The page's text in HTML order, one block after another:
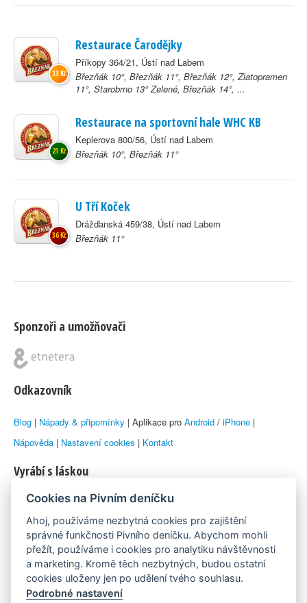
Restaurace Čarodějky
Příkopy 364/21, Ústí nad Labem
Březňák 10°, Březňák 11°, Březňák 12°, Zlatopramen
11°, Starobrno 13° Zelené, Březňák 14°, ...
33 Kč
Restaurace na sportovní hale WHC KB
Keplerova 800/56, Ústí nad Labem
Březňák 10°, Březňák 11°
21 Kč
U Tří Koček
Drážďanská 459/38, Ústí nad Labem
Březňák 11°
36 Kč
Sponzoři a umožňovači
Odkazovník
Blog | Nápady & připomínky | Aplikace pro Android / iPhone |
Nápověda | Nastavení cookies | Kontakt
Vyrábí s láskou
© 2010–2026 byLukáš Zemanaka Emka
Máme rádi
Pivní.info
Poznámka pod čarou
Cookies na Pivním deníčku
Ahoj, používáme nezbytná cookies pro zajištění
správné funkčnosti Pivního deníčku. Abychom mohli
přežít, používáme i cookies pro analytiku návštěvnosti
a marketing. Kromě těch nezbytných, budou ostatní
cookies uloženy jen po udělení tvého souhlasu.
Podrobné nastavení